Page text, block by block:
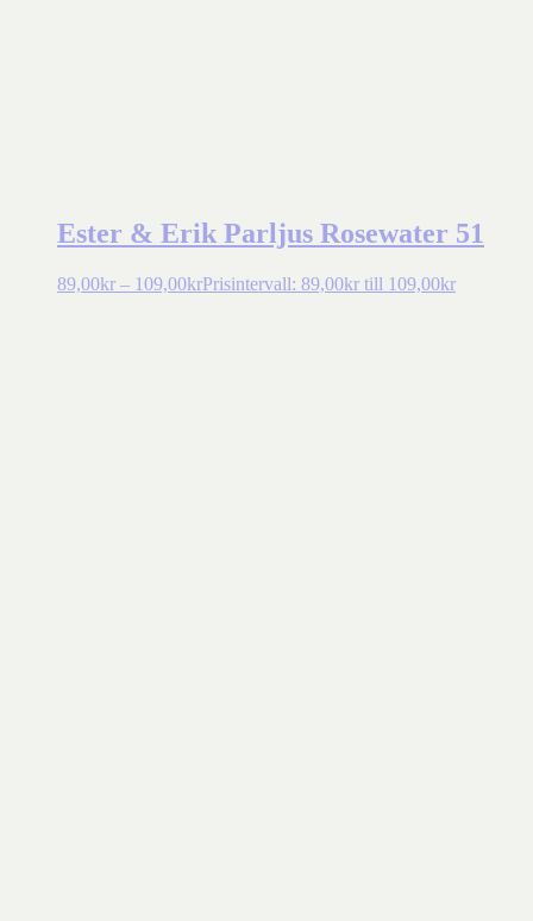
Ester & Erik Parljus Rosewater 51
89,00kr – 109,00krPrisintervall: 89,00kr till 109,00kr